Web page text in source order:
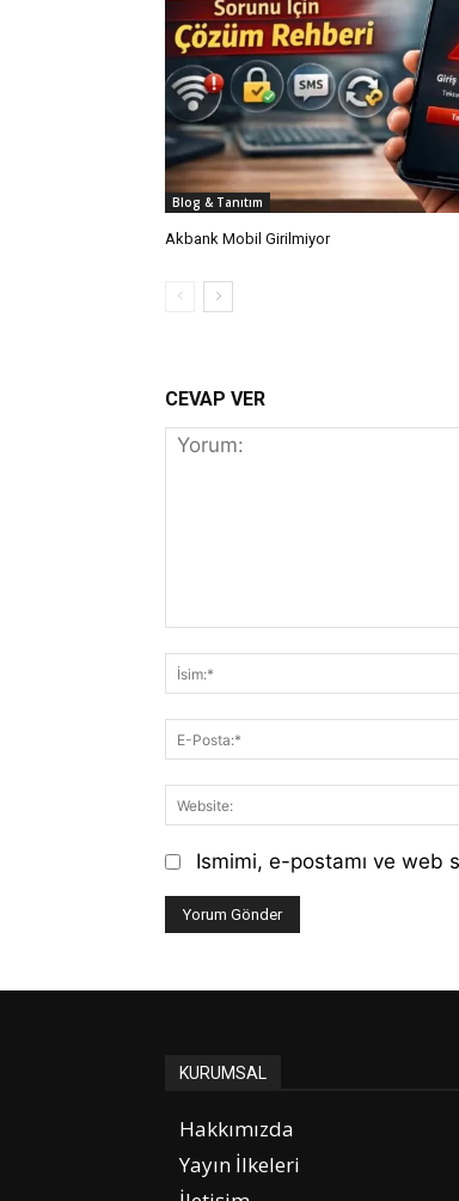
Blog & Tanıtım
Akbank Mobil Girilmiyor
CEVAP VER
Ismimi, e-postamı ve web
KURUMSAL
Hakkımızda
Yayın İlkeleri